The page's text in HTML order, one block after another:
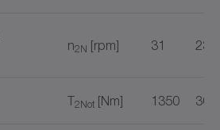
n2N [rpm] 31 23
T2Not [Nm] 1350